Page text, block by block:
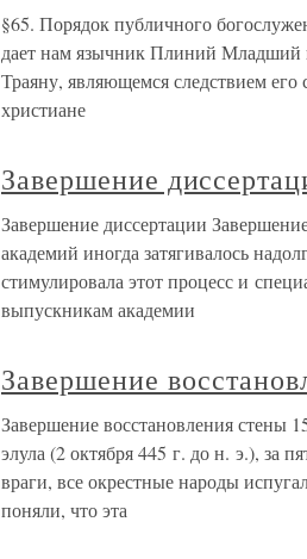
§65. Порядок публичного
дает нам язычник Плиний Младший
Траяну, являющемся следствием
христиане
Завершение
Завершение диссертации
академий иногда затягивалось
стимулировала этот процесс и
выпускникам академии
Завершение
Завершение восстановления стены
элула (2 октября 445 г. до н. э.), за
враги, все окрестные народы
поняли, что эта